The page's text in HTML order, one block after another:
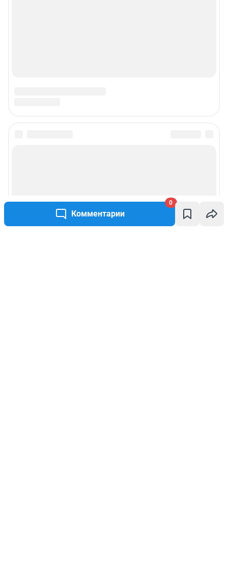
Комментарии
0